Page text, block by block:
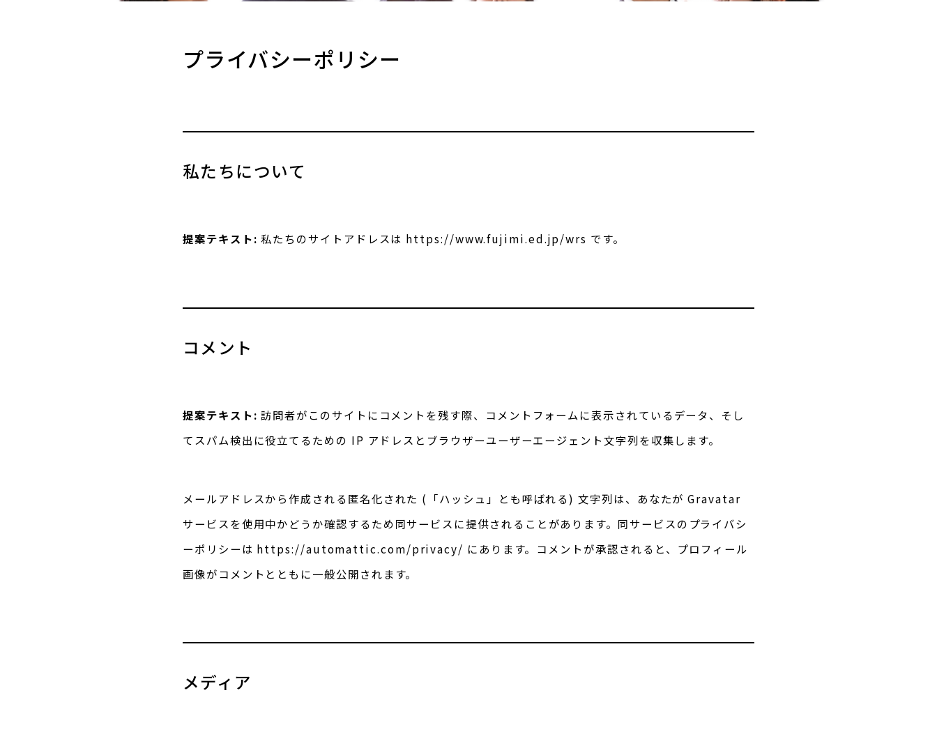
プライバシーポリシー
私たちについて
提案テキスト:私たちのサイトアドレスは https://www.fujimi.ed.jp/wrs です。
コメント
提案テキスト:訪問者がこのサイトにコメントを残す際、コメントフォームに表示されているデータ、そし
てスパム検出に役立てるための IP アドレスとブラウザーユーザーエージェント文字列を収集します。
メールアドレスから作成される匿名化された (「ハッシュ」とも呼ばれる) 文字列は、あなたが Gravatar
サービスを使用中かどうか確認するため同サービスに提供されることがあります。同サービスのプライバシ
ーポリシーは https://automattic.com/privacy/ にあります。コメントが承認されると、プロフィール
画像がコメントとともに一般公開されます。
メディア